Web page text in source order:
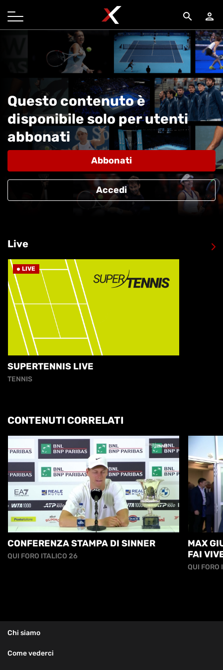
search person
Questo contenuto è
disponibile solo per utenti
abbonati
Abbonati
Accedi
Live
LIVE
SUPERTENNIS LIVE
TENNIS
CONTENUTI CORRELATI
CONFERENZA STAMPA DI SINNER
QUI FORO ITALICO 26
MAX
FAI
QUI FORO
Chi siamo
Come vederci